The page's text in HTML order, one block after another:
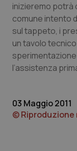
Lombardia
Marche
Molise
Piemonte
Dolore
Donna &
Epatiti
HIV
inizieremo potrà
comune intento
sul tappeto, i
un tavolo
l’assistenza
03 Maggio 2011
© Riproduzione